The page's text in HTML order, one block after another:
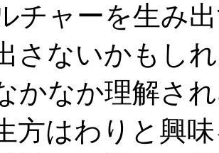
チャーを生み
さないかもし
かなか理解さ
方はわりと興